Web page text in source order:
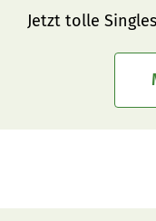
Jetzt tolle